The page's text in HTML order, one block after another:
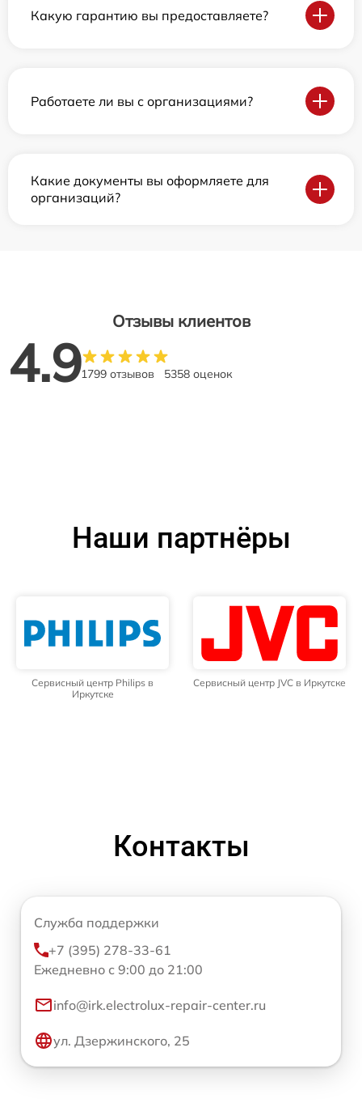
Какую гарантию вы предоставляете?
Работаете ли вы с организациями?
Какие документы вы оформляете для
организаций?
Отзывы клиентов
4.91799 отзывов 5358 оценок
Наши партнёры
Сервисный центр Philips в
Иркутске
Сервисный центр JVC в Иркутске
Контакты
Служба поддержки
+7 (395) 278-33-61
Ежедневно с 9:00 до 21:00
info@irk.electrolux-repair-center.ru
ул. Дзержинского, 25